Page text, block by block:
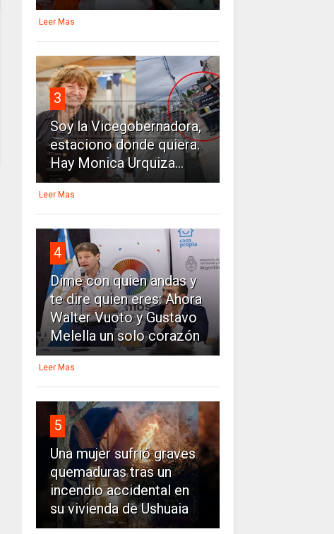
Leer Mas
3
Soy la Vicegobernadora,
estaciono donde quiera.
Hay Monica Urquiza...
Leer Mas
4
Dime con quien andas y
te dire quien eres: Ahora
Walter Vuoto y Gustavo
Melella un solo corazón
Leer Mas
5
Una mujer sufrió graves
quemaduras tras un
incendio accidental en
su vivienda de Ushuaia